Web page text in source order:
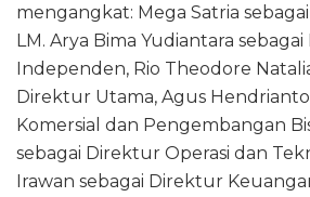
mengangkat: Mega Satria
LM. Arya Bima Yudiantara sebagai
Independen, Rio Theodore
Direktur Utama, Agus
Komersial dan Pengembangan
sebagai Direktur Operasi dan
Irawan sebagai Direktur